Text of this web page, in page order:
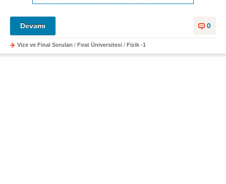
0
Devamı
Vize ve Final Soruları / Fırat Üniversitesi / Fizik -1